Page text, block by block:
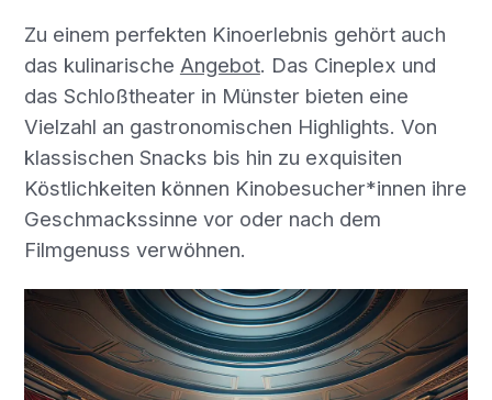
Zu einem perfekten Kinoerlebnis gehört auch
das kulinarische Angebot. Das Cineplex und
das Schloßtheater in Münster bieten eine
Vielzahl an gastronomischen Highlights. Von
klassischen Snacks bis hin zu exquisiten
Köstlichkeiten können Kinobesucher*innen ihre
Geschmackssinne vor oder nach dem
Filmgenuss verwöhnen.